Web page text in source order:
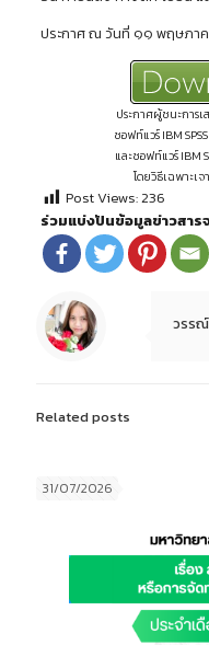
ประกาศ ณ วันที่ ๑๑ พฤษภา
ประกาศผู้ชนะการเ
ซอฟท์แวร์ IBM
และซอฟท์แวร์ IBM
โดยวิธีเฉพาะเจ
Post Views:236
ร่วมแบ่งปันข้อมูลข่าวสา
วรร
Related posts
31/07/2026